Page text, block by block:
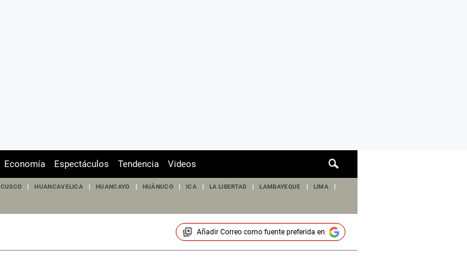
de
Economía Espectáculos Tendencia Videos
CUSCO HUANCAVELICA HUANCAYO HUÁNUCO ICA LA LIBERTAD LAMBAYEQUE LIMA
Añadir Correocomo fuente preferida en